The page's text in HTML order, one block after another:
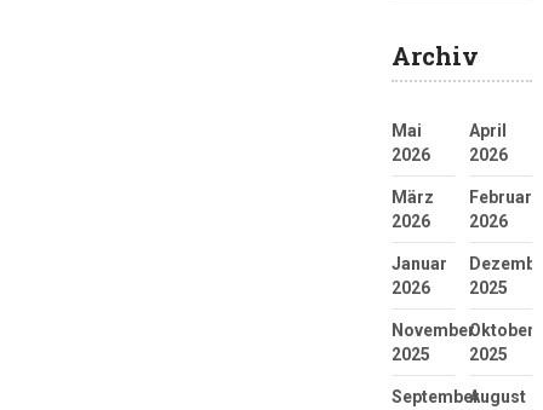
Archiv
Mai
2026
April
2026
März
2026
Februar
2026
Januar
2026
2025
November
2025
Oktober
2025
SeptemberAugust